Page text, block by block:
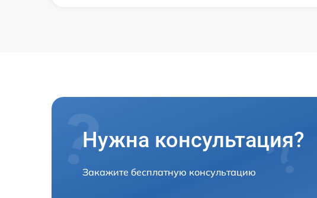
Нужна консультация?
Закажите бесплатную консультацию